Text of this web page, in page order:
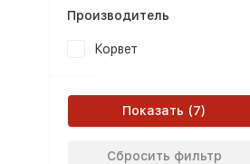
Производитель
Корвет
Показать
Сбросить фильтр